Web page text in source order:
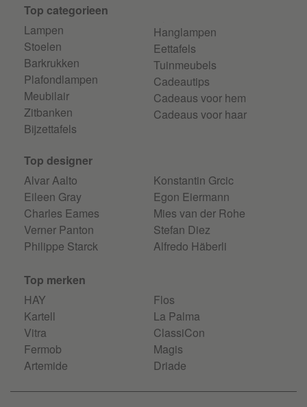
Top categorieen
Lampen
Stoelen
Barkrukken
Plafondlampen
Meubilair
Zitbanken
Bijzettafels
Hanglampen
Eettafels
Tuinmeubels
Cadeautips
Cadeaus voor hem
Cadeaus voor haar
Top designer
Alvar Aalto
Eileen Gray
Charles Eames
Verner Panton
Philippe Starck
Konstantin Grcic
Egon Eiermann
Mies van der Rohe
Stefan Diez
Alfredo Häberli
Top merken
HAY
Kartell
Vitra
Fermob
Artemide
Flos
La Palma
ClassiCon
Magis
Driade